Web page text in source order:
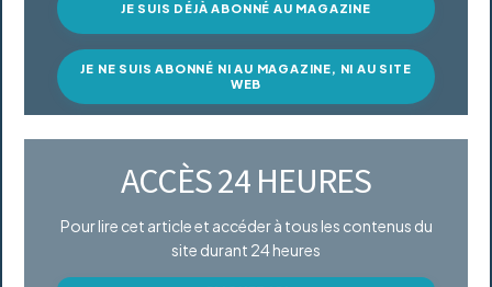
JE SUIS DÉJÀ ABONNÉ AU MAGAZINE
JE NE SUIS ABONNÉ NI AU MAGAZINE, NI AU SITE
WEB
ACCÈS 24 HEURES
Pour lire cet article et accéder à tous les contenus du
site durant 24 heures